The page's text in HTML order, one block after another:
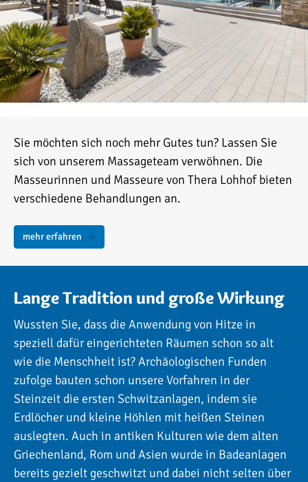
Sie möchten sich noch mehr Gutes tun? Lassen Sie
sich von unserem Massageteam verwöhnen. Die
Masseurinnen und Masseure von Thera Lohhof bieten
verschiedene Behandlungen an.
mehr erfahren
Lange Tradition und große Wirkung
Wussten Sie, dass die Anwendung von Hitze in
speziell dafür eingerichteten Räumen schon so alt
wie die Menschheit ist? Archäologischen Funden
zufolge bauten schon unsere Vorfahren in der
Steinzeit die ersten Schwitzanlagen, indem sie
Erdlöcher und kleine Höhlen mit heißen Steinen
auslegten. Auch in antiken Kulturen wie dem alten
Griechenland, Rom und Asien wurde in Badeanlagen
bereits gezielt geschwitzt und dabei nicht selten über